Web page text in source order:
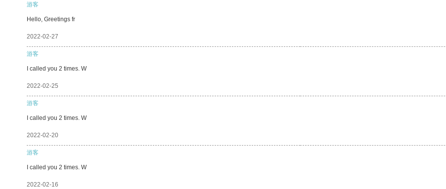
游客
Hello, Greetings fr
2022-02-27
游客
I called you 2 times. W
2022-02-25
游客
I called you 2 times. W
2022-02-20
游客
I called you 2 times. W
2022-02-16